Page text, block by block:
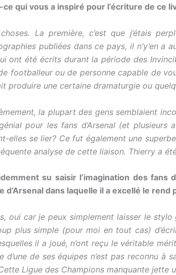
ce qui vous a inspiré pour l’écriture de ce
choses. La première, c’est que j’étais
publiées dans ce pays, il n’y’en
ont été écrits durant la période des
footballeur ou de personne capable de
produire une certaine dramaturgie ou
la plupart des gens semblaient
pour les fans d’Arsenal (et plusieurs
elles se lier? Ce fut également une
analyse de cette liaison. Thierry a
su saisir l’imagination des
d’Arsenal dans laquelle il a excellé le
oui car je peux simplement laisser le
plus simple (pour moi en tout cas)
il a joué, n’ont reçu le véritable
d’une de ses équipes n’est pas reconnu
Ligue des Champions manquante jette